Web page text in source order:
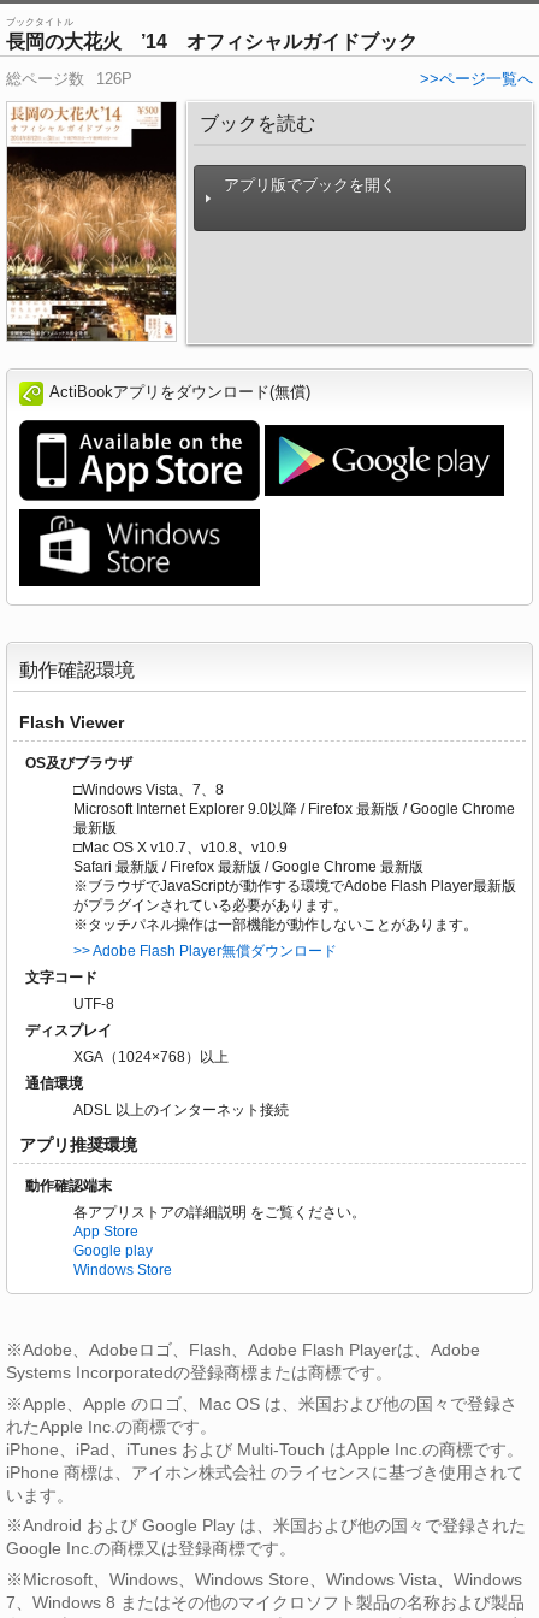
ブックタイトル
長岡の大花火 ’14 オフィシャルガイドブック
総ページ数 126P >>ページ一覧へ
ブックを読む
アプリ版でブックを開く
ActiBookアプリをダウンロード(無償)
動作確認環境
Flash Viewer
OS及びブラウザ
□Windows Vista、7、8
Microsoft Internet Explorer 9.0以降 / Firefox 最新版 / Google Chrome
最新版
□Mac OS X v10.7、v10.8、v10.9
Safari 最新版 / Firefox 最新版 / Google Chrome 最新版
※ブラウザでJavaScriptが動作する環境でAdobe Flash Player最新版
がプラグインされている必要があります。
※タッチパネル操作は一部機能が動作しないことがあります。
>> Adobe Flash Player無償ダウンロード
文字コード
UTF-8
ディスプレイ
XGA（1024×768）以上
通信環境
ADSL 以上のインターネット接続
アプリ推奨環境
動作確認端末
各アプリストアの詳細説明 をご覧ください。
App Store
Google play
Windows Store
※Adobe、Adobeロゴ、Flash、Adobe Flash Playerは、Adobe
Systems Incorporatedの登録商標または商標です。
※Apple、Apple のロゴ、Mac OS は、米国および他の国々で登録さ
れたApple Inc.の商標です。
iPhone、iPad、iTunes および Multi-Touch はApple Inc.の商標です。
iPhone 商標は、アイホン株式会社 のライセンスに基づき使用されて
います。
※Android および Google Play は、米国および他の国々で登録された
Google Inc.の商標又は登録商標です。
※Microsoft、Windows、Windows Store、Windows Vista、Windows
7、Windows 8 またはその他のマイクロソフト製品の名称および製品